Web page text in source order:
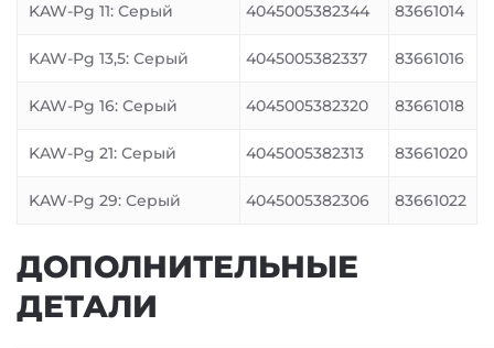
KAW-Pg 11: Серый 4045005382344 83661014
KAW-Pg 13,5: Серый 4045005382337 83661016
KAW-Pg 16: Серый 4045005382320 83661018
KAW-Pg 21: Серый 4045005382313 83661020
KAW-Pg 29: Серый 4045005382306 83661022
ДОПОЛНИТЕЛЬНЫЕ
ДЕТАЛИ